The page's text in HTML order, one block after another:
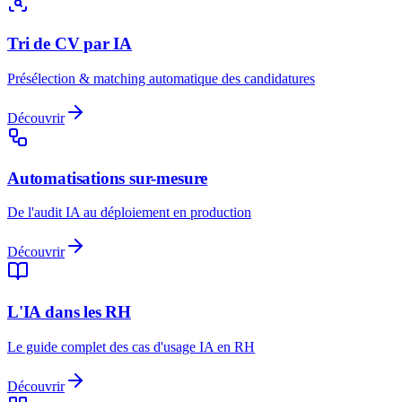
Tri de CV par IA
Présélection & matching automatique des candidatures
Découvrir
Automatisations sur-mesure
De l'audit IA au déploiement en production
Découvrir
L'IA dans les RH
Le guide complet des cas d'usage IA en RH
Découvrir